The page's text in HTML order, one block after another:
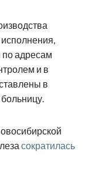
исполнения,
адресам
и в
в
сократилась